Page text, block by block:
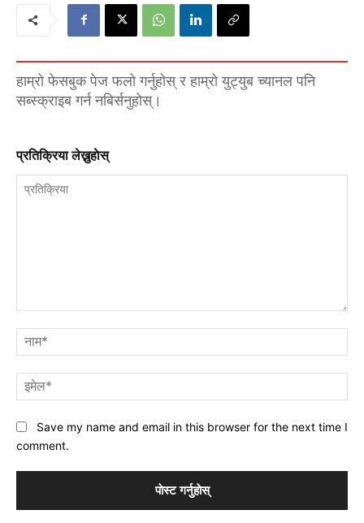
हाम्रो फेसबुक पेज फलो गर्नुहोस् र हाम्रो युट्युब च्यानल पनि
सब्स्क्राइब गर्न नबिर्सनुहोस्।
प्रतिक्रिया लेख्नुहाेस्
Save my name and email in this browser for the next time I
comment.